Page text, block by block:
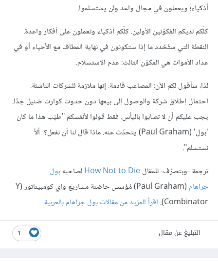
أذكياء؛ ويعملون في مجال واعد ولن يستسلموا.
كلّكم لديكم المُكوّنين الأولين. كلّكم أذكياء وتعملون على أفكار واعدة.
النقطة التي ستُحّدد ما إذا ستكونون في نهاية المطاف مع الأحياء أو في
عداد الأموات هي المكوّن الثالث: عدم الاستسلام.
لذا، سأقول لكم الآن: المصاعب قادمة. إنها ملازمة للشركات الناشئة.
احتمال إطلاق شركة والوصول إلى بيعها دون حدوث كوارث ضئيل جدًا.
يجب عليكم أن لا تصابوا باليأس. فقط قولوا لأنفسكم "طيّب هذا ما كان
'بول' (Paul Graham) يتحدّث عنه. ماذا قال لنا أن نفعل؟ ألاّ
نستسلم".
ترجمة -وبتصرّف- للمقالHow Not to Dieلصاحبهبول
جراهام
(Paul Graham) مُؤسس حاضنة مشاريع واي كومبيناتور (Y
Combinator). اقرأ المزيد من مقالات بول جراهام بالعربية
1 التبليغ عن مقال